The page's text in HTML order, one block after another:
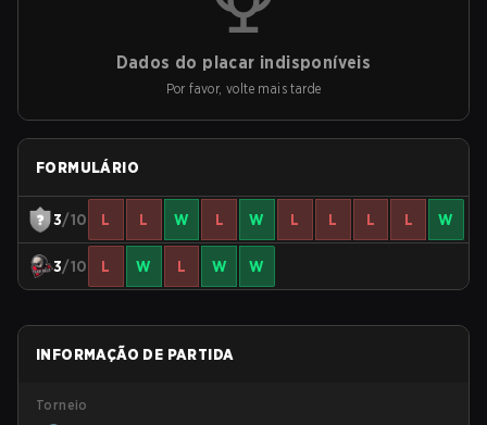
Dados do placar indisponíveis
Por favor, volte mais tarde
FORMULÁRIO
3/10 L L W L W L L L L W
3/10 L W L W W
INFORMAÇÃO DE PARTIDA
Torneio